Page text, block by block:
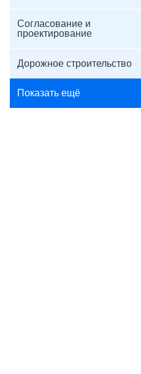
Согласование и
проектирование
Дорожное строительство
Показать ещё